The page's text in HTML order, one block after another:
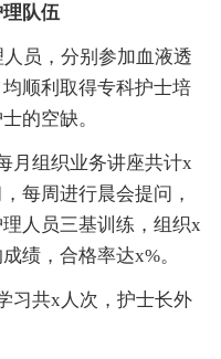
队伍
员，分别参加血液透
顺利取得专科护士培
的空缺。
组织业务讲座共计x
每周进行晨会提问，
人员三基训练，组织x
绩，合格率达x%。
共x人次，护士长外